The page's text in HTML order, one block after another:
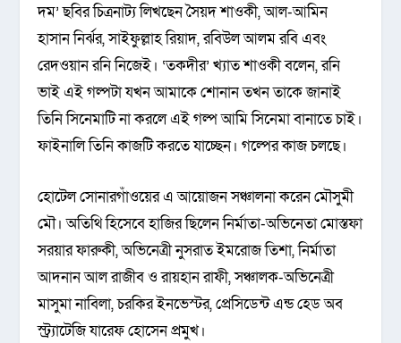
দম’ ছবির চিত্রনাট্য লিখছেন সৈয়দ শাওকী, আল-আমিন
হাসান নির্ঝর, সাইফুল্লাহ রিয়াদ, রবিউল আলম রবি এবং
রেদওয়ান রনি নিজেই। ‘তকদীর’ খ্যাত শাওকী বলেন, রনি
ভাই এই গল্পটা যখন আমাকে শোনান তখন তাকে জানাই
তিনি সিনেমাটি না করলে এই গল্প আমি সিনেমা বানাতে চাই।
ফাইনালি তিনি কাজটি করতে যাচ্ছেন। গল্পের কাজ চলছে।
হোটেল সোনারগাঁওয়ের এ আয়োজন সঞ্চালনা করেন মৌসুমী
মৌ। অতিথি হিসেবে হাজির ছিলেন নির্মাতা-অভিনেতা মোস্তফা
সরয়ার ফারুকী, অভিনেত্রী নুসরাত ইমরোজ তিশা, নির্মাতা
আদনান আল রাজীব ও রায়হান রাফী, সঞ্চালক-অভিনেত্রী
মাসুমা নাবিলা, চরকির ইনভেস্টর, প্রেসিডেন্ট এন্ড হেড অব
স্ট্র্যাটেজি যারেফ হোসেন প্রমুখ।